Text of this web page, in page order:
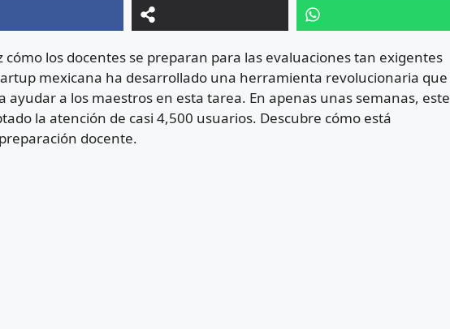
cómo los docentes se preparan para las evaluaciones tan exigentes
mexicana ha desarrollado una herramienta revolucionaria que
a los maestros en esta tarea. En apenas unas semanas, este
la atención de casi 4,500 usuarios. Descubre cómo está
docente.